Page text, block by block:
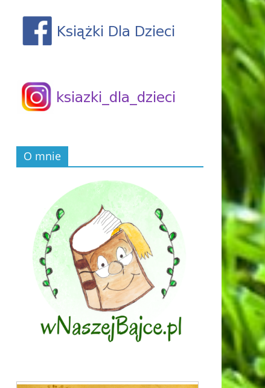
O mnie